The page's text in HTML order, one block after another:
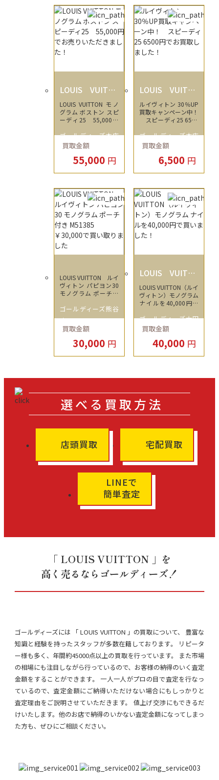
LOUIS VUITTO
N
LOUIS VUITTON モノ
グラム ボストン スピ
ーディ25 55,000円
た！
ゴールディーズ本庄
店
買取金額
55,000 円
LOUIS VUITTO
N
ルイヴィトン 30％UP
買取キャンペーン中！
スピーディ25 6500
ゴールディーズ本庄
店
買取金額
6,500 円
LOUIS VUITTON ルイ
ヴィトン パピヨン30
モノグラム ポーチ付
0で買い取りました
ゴールディーズ熊谷
店
買取金額
30,000 円
LOUIS VUITTO
N
LOUIS VUITTON（ルイ
ヴィトン）モノグラム
ナイルを40,000円で
ゴールディーズ太田
店
買取金額
40,000 円
選べる買取方法
店頭買取 宅配買取
LINEで
簡単査定
「 LOUIS VUITTON 」を
高く売るならゴールディーズ！
ゴールディーズには 「 LOUIS VUITTON 」の買取について、 豊富な
知識と経験を持ったスタッフが多数在籍しております。 リピータ
ー様も多く、年間約45000点以上の買取を行っています。 また市場
の相場にも注目しながら行っているので、お客様の納得のいく査定
金額をすることができます。 一人一人がプロの目で査定を行なっ
ているので、査定金額にご納得いただけない場合にもしっかりと
査定理由をご説明させていただきます。 値上げ交渉にもできるだ
けいたします。他のお店で納得のいかない査定金額になってしまっ
た方も、ぜひにご相談ください。